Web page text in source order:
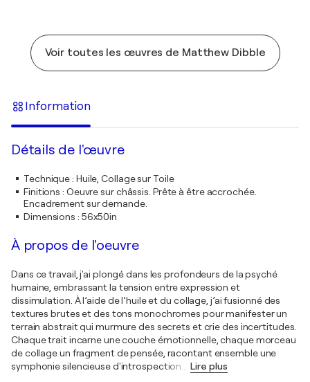
Voir toutes les œuvres de Matthew Dibble
Information
Détails de l'œuvre
Technique: Huile, Collage sur Toile
Finitions : Oeuvre sur châssis. Prête à être accrochée.
Encadrement sur demande.
Dimensions : 56x50in
À propos de l'oeuvre
Dans ce travail, j'ai plongé dans les profondeurs de la psyché
humaine, embrassant la tension entre expression et
dissimulation. À l’aide de l’huile et du collage, j’ai fusionné des
textures brutes et des tons monochromes pour manifester un
terrain abstrait qui murmure des secrets et crie des incertitudes.
Chaque trait incarne une couche émotionnelle, chaque morceau
de collage un fragment de pensée, racontant ensemble une
symphonie silencieuse d'introspection.
Lire plus